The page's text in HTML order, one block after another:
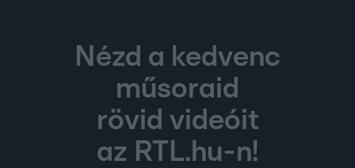
Nézd a kedvenc
műsoraid
rövid videóit
az RTL.hu-n!